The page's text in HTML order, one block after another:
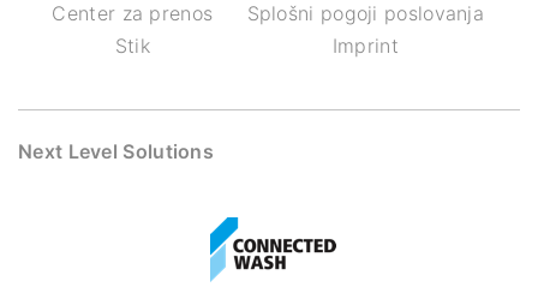
Center za prenos
Stik
Splošni pogoji poslovanja
Imprint
Next Level Solutions